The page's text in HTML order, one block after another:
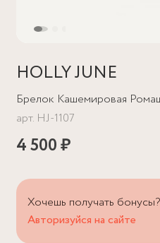
HOLLY JUNE
Брелок Кашемировая
арт. HJ-1107
4 500 ₽
Хочешь получать бонусы?
Авторизуйся на сайте